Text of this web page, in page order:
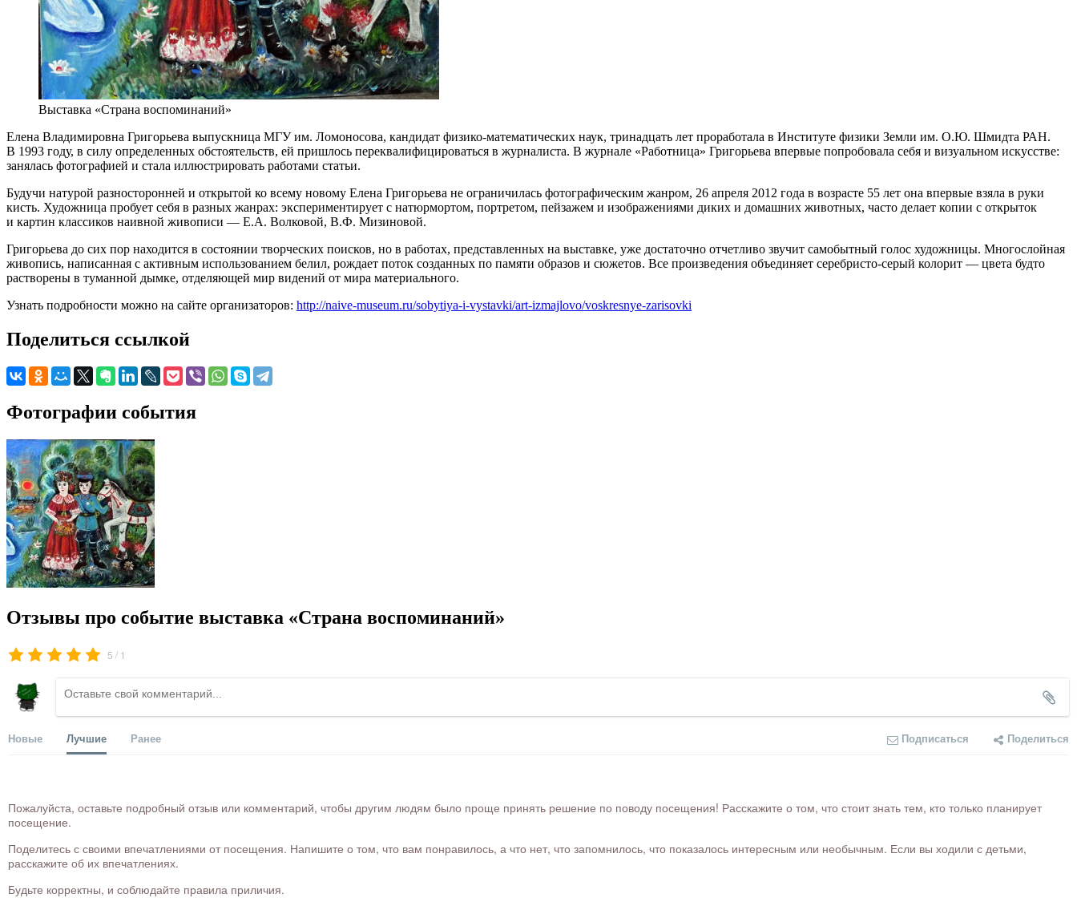
Выставка «Страна воспоминаний»
Елена Владимировна Григорьева выпускница МГУ им. Ломоносова, кандидат физико-математических наук, тринадцать лет проработала в Институте физики Земли им. О.Ю. Шмидта РАН.
В 1993 году, в силу определенных обстоятельств, ей пришлось переквалифицироваться в журналиста. В журнале «Работница» Григорьева впервые попробовала себя и визуальном искусстве:
занялась фотографией и стала иллюстрировать работами статьи.
Будучи натурой разносторонней и открытой ко всему новому Елена Григорьева не ограничилась фотографическим жанром, 26 апреля 2012 года в возрасте 55 лет она впервые взяла в руки
кисть. Художница пробует себя в разных жанрах: экспериментирует с натюрмортом, портретом, пейзажем и изображениями диких и домашних животных, часто делает копии с открыток
и картин классиков наивной живописи — Е.А. Волковой, В.Ф. Мизиновой.
Григорьева до сих пор находится в состоянии творческих поисков, но в работах, представленных на выставке, уже достаточно отчетливо звучит самобытный голос художницы. Многослойная
живопись, написанная с активным использованием белил, рождает поток созданных по памяти образов и сюжетов. Все произведения объединяет серебристо-серый колорит — цвета будто
растворены в туманной дымке, отделяющей мир видений от мира материального.
Узнать подробности можно на сайте организаторов: http://naive-museum.ru/sobytiya-i-vystavki/art-izmajlovo/voskresnye-zarisovki
Поделиться ссылкой
Фотографии события
Отзывы про событие выставка «Страна воспоминаний»
5 / 1
Новые Лучшие Ранее Подписаться Поделиться
Пожалуйста, оставьте подробный отзыв или комментарий, чтобы другим людям было проще принять решение по поводу посещения! Расскажите о том, что стоит знать тем, кто только планирует
посещение.
Поделитесь с своими впечатлениями от посещения. Напишите о том, что вам понравилось, а что нет, что запомнилось, что показалось интересным или необычным. Если вы ходили с детьми,
расскажите об их впечатлениях.
Будьте корректны, и соблюдайте правила приличия.